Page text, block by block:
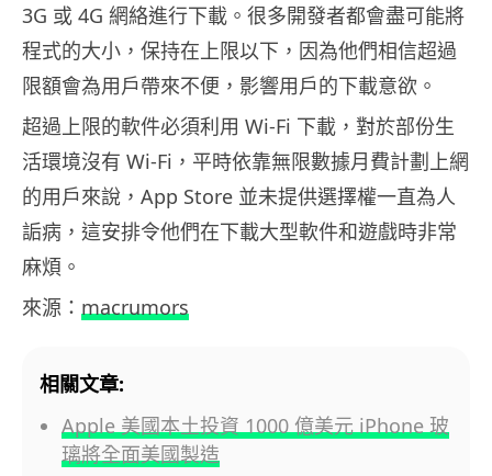
3G 或 4G 網絡進行下載。很多開發者都會盡可能將
程式的大小，保持在上限以下，因為他們相信超過
限額會為用戶帶來不便，影響用戶的下載意欲。
超過上限的軟件必須利用 Wi-Fi 下載，對於部份生
活環境沒有 Wi-Fi，平時依靠無限數據月費計劃上網
的用戶來說，App Store 並未提供選擇權一直為人
詬病，這安排令他們在下載大型軟件和遊戲時非常
麻煩。
來源： macrumors
相關文章:
Apple 美國本土投資 1000 億美元 iPhone 玻
璃將全面美國製造